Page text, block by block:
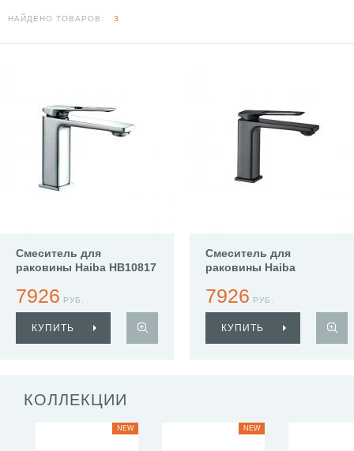
НАЙДЕНО ТОВАРОВ: 3
Смеситель для
раковины Haiba HB10817
7926 РУБ.
КУПИТЬ
Смеситель для
раковины Haiba
7926 РУБ.
КУПИТЬ
КОЛЛЕКЦИИ
NEW NEW